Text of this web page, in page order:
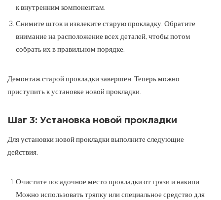
к внутренним компонентам.
Снимите шток и извлеките старую прокладку. Обратите
внимание на расположение всех деталей, чтобы потом
собрать их в правильном порядке.
Демонтаж старой прокладки завершен. Теперь можно
приступить к установке новой прокладки.
Шаг 3: Установка новой прокладки
Для установки новой прокладки выполните следующие
действия:
Очистите посадочное место прокладки от грязи и накипи.
Можно использовать тряпку или специальное средство для